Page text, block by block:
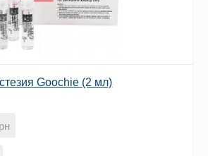
Goochie (2 мл)